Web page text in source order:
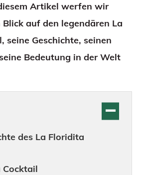
Artikel werfen wir
auf den legendären La
seine Geschichte, seinen
Bedeutung in der Welt
des La Floridita
Cocktail